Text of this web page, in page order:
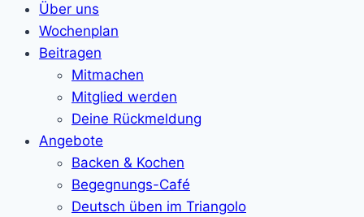
Über uns
Wochenplan
Beitragen
Mitmachen
Mitglied werden
Deine Rückmeldung
Angebote
Backen & Kochen
Begegnungs-Café
Deutsch üben im Triangolo